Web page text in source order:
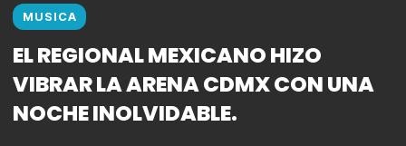
MUSICA
EL REGIONAL MEXICANO HIZO
VIBRAR LA ARENA CDMX CON UNA
NOCHE INOLVIDABLE.